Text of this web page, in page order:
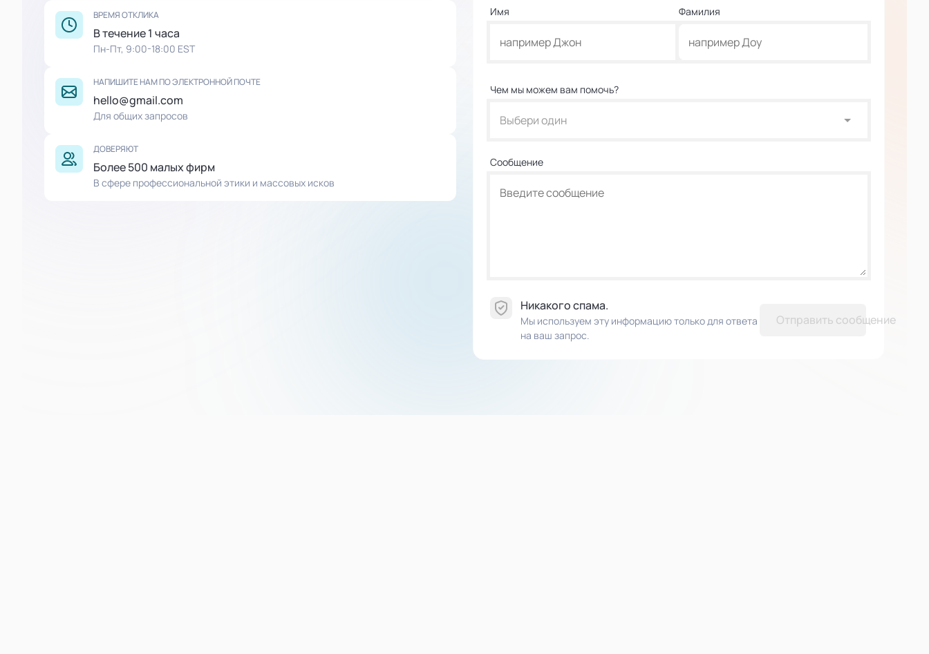
ВРЕМЯ ОТКЛИКА
В течение 1 часа
Пн-Пт, 9:00-18:00 EST
НАПИШИТЕ НАМ ПО ЭЛЕКТРОННОЙ ПОЧТЕ
hello@gmail.com
Для общих запросов
ДОВЕРЯЮТ
Более 500 малых фирм
В сфере профессиональной этики и массовых исков
Имя Фамилия
Чем мы можем вам помочь?
Выбери один
Сообщение
Никакого спама.
Мы используем эту информацию только для ответа
на ваш запрос.
Отправить сообщение